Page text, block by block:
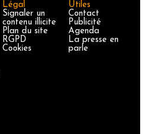
Légal
Signaler un
contenu illicite
Plan du site
RGPD
Cookies
Utiles
Contact
Publicité
Agenda
La presse en
parle